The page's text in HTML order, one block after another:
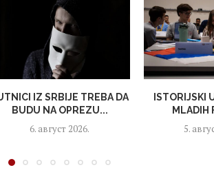
IZ SRBIJE TREBA DA
BUDU NA OPREZU...
6. август 2026.
ISTORIJSKI
MLADIH
5.